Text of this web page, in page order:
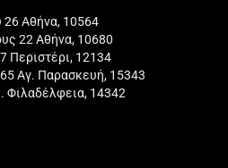
26 Αθήνα, 10564
22 Αθήνα, 10680
Περιστέρι, 12134
Αγ. Παρασκευή, 15343
Φιλαδέλφεια, 14342